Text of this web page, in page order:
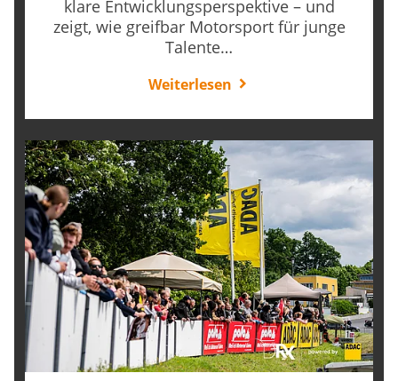
klare Entwicklungsperspektive – und
zeigt, wie greifbar Motorsport für junge
Talente…
Weiterlesen